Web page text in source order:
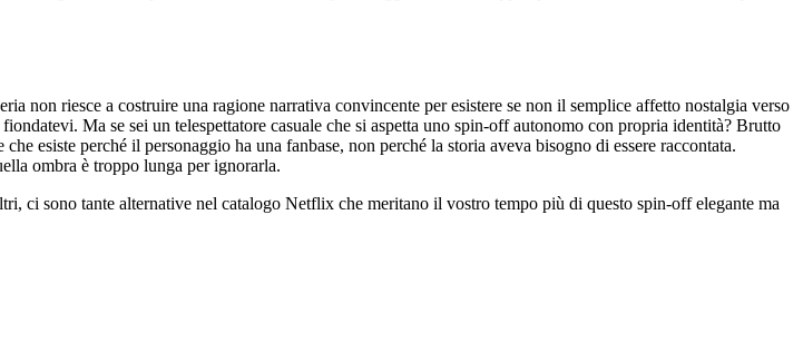
non riesce a costruire una ragione narrativa convincente per esistere se non il semplice affetto nostalgia verso
Ma se sei un telespettatore casuale che si aspetta uno spin-off autonomo con propria identità? Brutto
esiste perché il personaggio ha una fanbase, non perché la storia aveva bisogno di essere raccontata.
ombra è troppo lunga per ignorarla.
ci sono tante alternative nel catalogo Netflix che meritano il vostro tempo più di questo spin-off elegante ma